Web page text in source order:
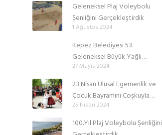
Geleneksel Plaj Voleybolu
Şenliğini Gerçekleştirdik
1 Ağustos 2024
Kepez Belediyesi 53.
Geleneksel Büyük Yağlı
Pehlivan Güreşlerimizi Coşkuyla
Gerçekleştirdik
27 Mayıs 2024
23 Nisan Ulusal Egemenlik ve
Çocuk Bayramını Coşkuyla
Kutladık
25 Nisan 2024
100.Yıl Plaj Voleybolu Şenliğini